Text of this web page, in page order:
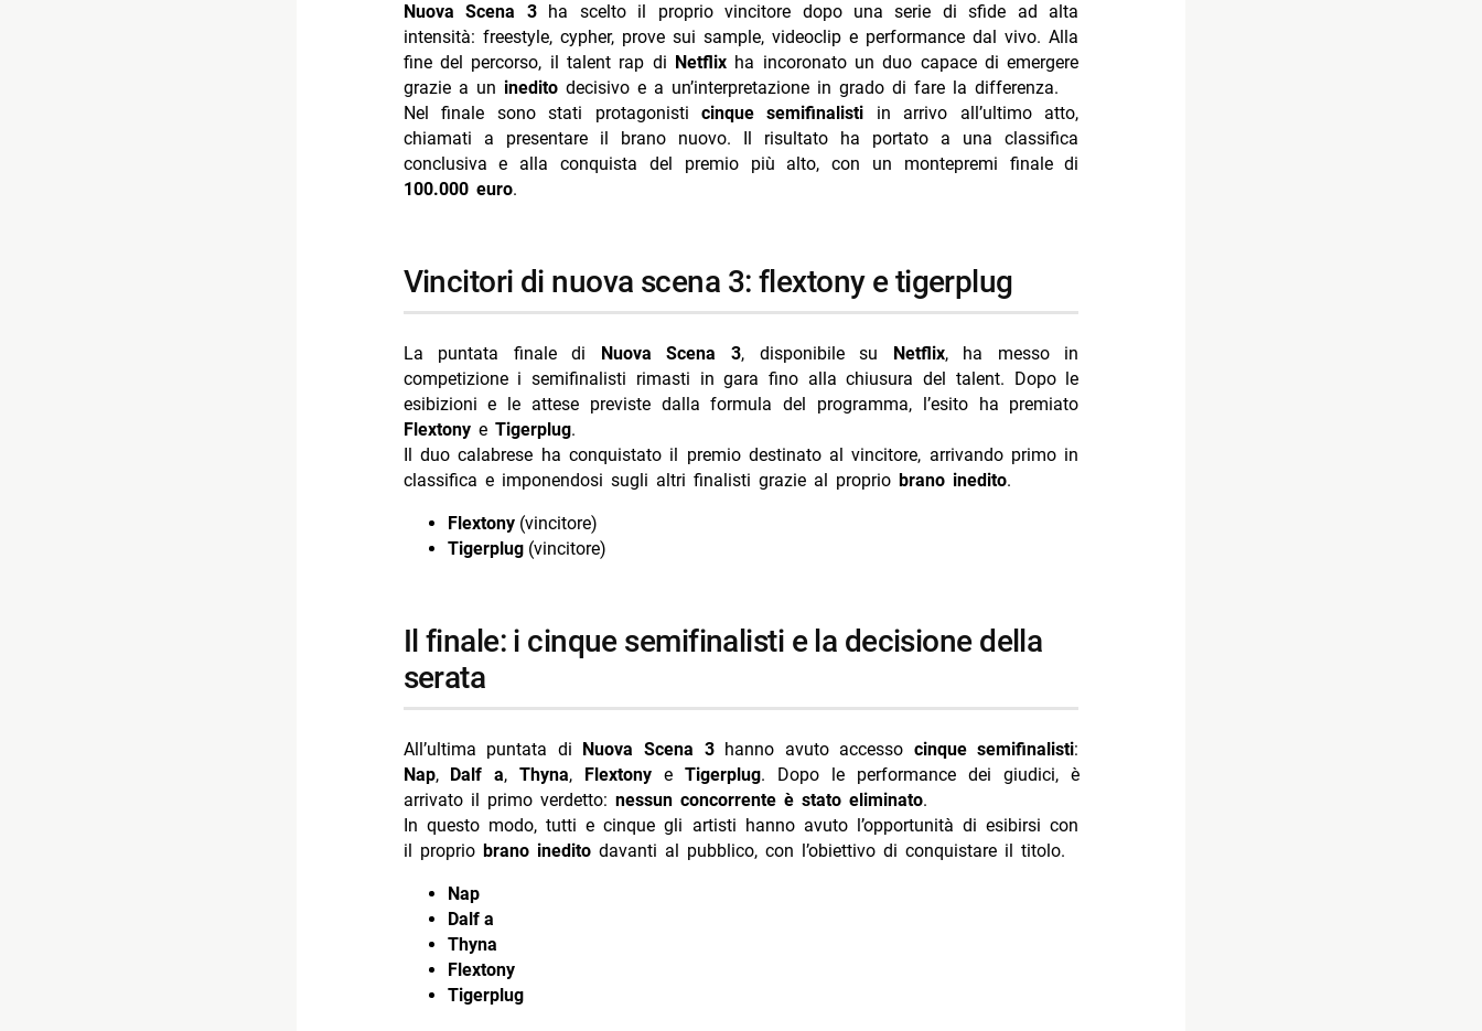
-- RispondiAnnulla risposta
- Anplagghed stasera su Nove: Aldo Giovanni e Giacomo in tv
- Little Big Italy a Toronto 9 agosto 2026 Nove orari
- Italia’s Got Talent 9 agosto 2026 TV8 orari puntata
Nuova Scena 3ha scelto il proprio vincitore dopo una serie di sfide ad alta
intensità: freestyle, cypher, prove sui sample, videoclip e performance dal vivo. Alla
fine del percorso, il talent rap di Netflix ha incoronato un duo capace di emergere
grazie a un ineditodecisivo e a un’interpretazione in grado di fare la differenza.
Nel finale sono stati protagonisti cinque semifinalisti in arrivo all’ultimo atto,
chiamati a presentare il brano nuovo. Il risultato ha portato a una classifica
conclusiva e alla conquista del premio più alto, con un montepremi finale di
100.000 euro.
vincitori di nuova scena 3: flextony e tigerplug
La puntata finale di Nuova Scena 3, disponibile su Netflix, ha messo in
competizione i semifinalisti rimasti in gara fino alla chiusura del talent. Dopo le
esibizioni e le attese previste dalla formula del programma, l’esito ha premiato
Flextonye Tigerplug.
Il duo calabrese ha conquistato il premio destinato al vincitore, arrivando primo in
classifica e imponendosi sugli altri finalisti grazie al proprio brano inedito.
Flextony(vincitore)
Tigerplug(vincitore)
il finale: i cinque semifinalisti e la decisione della
serata
All’ultima puntata di Nuova Scena 3hanno avuto accesso cinque semifinalisti:
Nap, Dalf a,Thyna, Flextony eTigerplug. Dopo le performance dei giudici, è
arrivato il primo verdetto: nessun concorrente è stato eliminato.
In questo modo, tutti e cinque gli artisti hanno avuto l’opportunità di esibirsi con
il proprio brano ineditodavanti al pubblico, con l’obiettivo di conquistare il titolo.
Nap
Dalf a
Thyna
Flextony
Tigerplug